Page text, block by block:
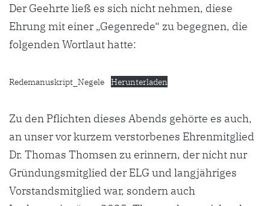
Der Geehrte ließ es sich nicht nehmen, diese
Ehrung mit einer „Gegenrede“ zu begegnen, die
folgenden Wortlaut hatte:
Redemanuskript_Negele Herunterladen
Zu den Pflichten dieses Abends gehörte es auch,
an unser vor kurzem verstorbenes Ehrenmitglied
Dr. Thomas Thomsen zu erinnern, der nicht nur
Gründungsmitglied der ELG und langjähriges
Vorstandsmitglied war, sondern auch